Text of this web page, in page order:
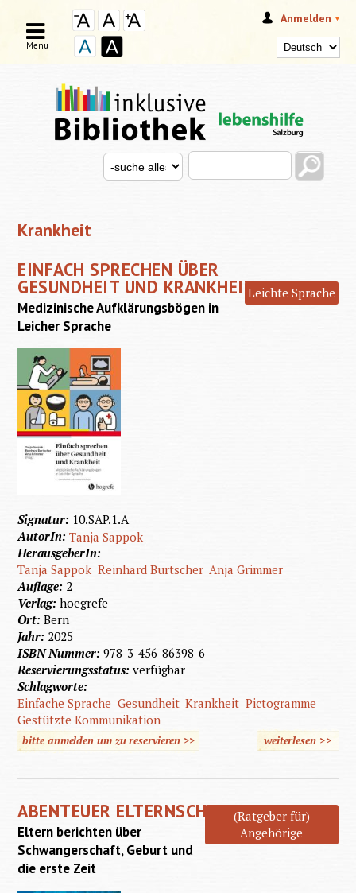
Anmelden
SUCHFORMULAR
Search this site
Search for
Menu
Krankheit
EINFACH SPRECHEN ÜBER
GESUNDHEIT UND KRANKHEITLeichte Sprache
Medizinische Aufklärungsbögen in
Leicher Sprache
Signatur: 10.SAP.1.A
AutorIn:Tanja Sappok
HerausgeberIn:
Tanja Sappok Reinhard Burtscher Anja Grimmer
Auflage: 2
Verlag:hoegrefe
Ort:Bern
Jahr: 2025
ISBN Nummer:978-3-456-86398-6
Reservierungsstatus:verfügbar
Schlagworte:
Einfache Sprache Gesundheit Krankheit Pictogramme
Gestützte Kommunikation
bitte anmelden um zu reservieren >> weiterlesen>>
ABENTEUER ELTERNSCHAFT(Ratgeber für)
Angehörige
Eltern berichten über
Schwangerschaft, Geburt und
die erste Zeit